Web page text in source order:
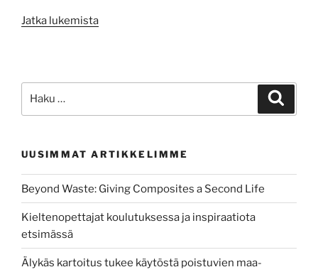
Jatka lukemista”Opintojen
UUSIMMAT ARTIKKELIMME
Beyond Waste: Giving Composites a Second Life
Kieltenopettajat koulutuksessa ja inspiraatiota
etsimässä
Älykäs kartoitus tukee käytöstä poistuvien maa-